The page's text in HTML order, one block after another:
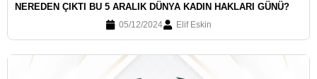
NEREDEN ÇIKTI BU 5 ARALIK DÜNYA KADIN HAKLARI GÜNÜ?
05/12/2024 Elif Eskin